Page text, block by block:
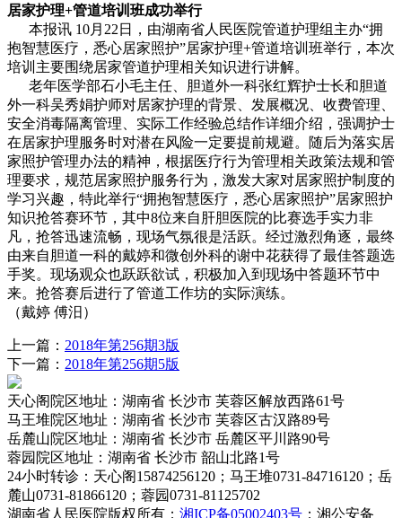
居家护理+管道培训班成功举行
本报讯 10月22日，由湖南省人民医院管道护理组主办“拥
抱智慧医疗，悉心居家照护”居家护理+管道培训班举行，本次
培训主要围绕居家管道护理相关知识进行讲解。
老年医学部石小毛主任、胆道外一科张红辉护士长和胆道
外一科吴秀娟护师对居家护理的背景、发展概况、收费管理、
安全消毒隔离管理、实际工作经验总结作详细介绍，强调护士
在居家护理服务时对潜在风险一定要提前规避。随后为落实居
家照护管理办法的精神，根据医疗行为管理相关政策法规和管
理要求，规范居家照护服务行为，激发大家对居家照护制度的
学习兴趣，特此举行“拥抱智慧医疗，悉心居家照护”居家照护
知识抢答赛环节，其中8位来自肝胆医院的比赛选手实力非
凡，抢答迅速流畅，现场气氛很是活跃。经过激烈角逐，最终
由来自胆道一科的戴婷和微创外科的谢中花获得了最佳答题选
手奖。现场观众也跃跃欲试，积极加入到现场中答题环节中
来。抢答赛后进行了管道工作坊的实际演练。
（戴婷 傅汨）
上一篇： 2018年第256期3版
下一篇： 2018年第256期5版
天心阁院区地址：湖南省 长沙市 芙蓉区解放西路61号
马王堆院区地址：湖南省 长沙市 芙蓉区古汉路89号
岳麓山院区地址：湖南省 长沙市 岳麓区平川路90号
蓉园院区地址：湖南省 长沙市 韶山北路1号
24小时转诊 ：天心阁15874256120；马王堆0731-84716120；岳
麓山0731-81866120；蓉园0731-81125702
湖南省人民医院版权所有； 湘ICP备05002403号 ；湘公安备